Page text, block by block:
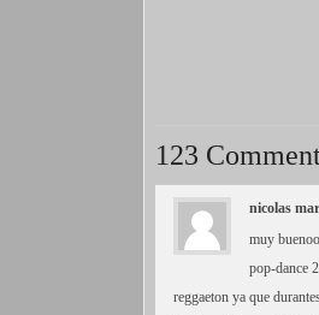
123
nicolas
muy
pop-dance
reggaeton ya que